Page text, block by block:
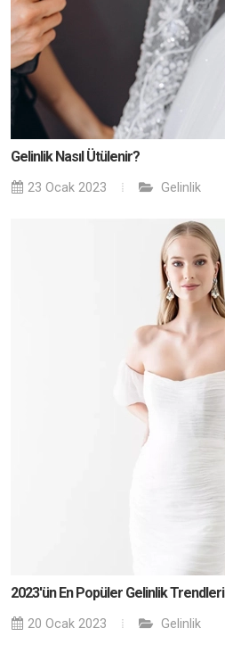
Gelinlik Nasıl Ütülenir?
23 Ocak 2023 Gelinlik
2023'ün En Popüler Gelinlik Trendleri
20 Ocak 2023 Gelinlik